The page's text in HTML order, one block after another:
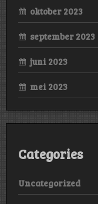
oktober 2023
september 2023
juni 2023
mei 2023
Categories
Uncategorized